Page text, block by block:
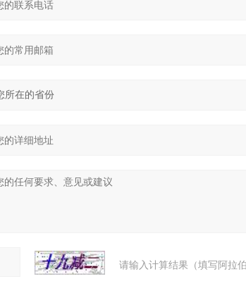
请输入计算结果（填写阿拉